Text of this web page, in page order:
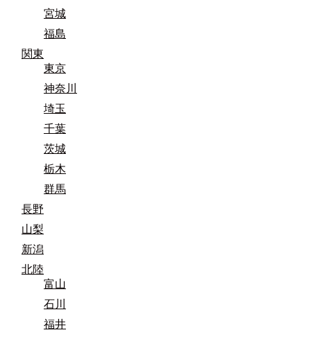
宮城
福島
関東
東京
神奈川
埼玉
千葉
茨城
栃木
群馬
長野
山梨
新潟
北陸
富山
石川
福井